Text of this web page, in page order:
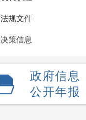
法规文件
决策信息
政府信息
公开年报